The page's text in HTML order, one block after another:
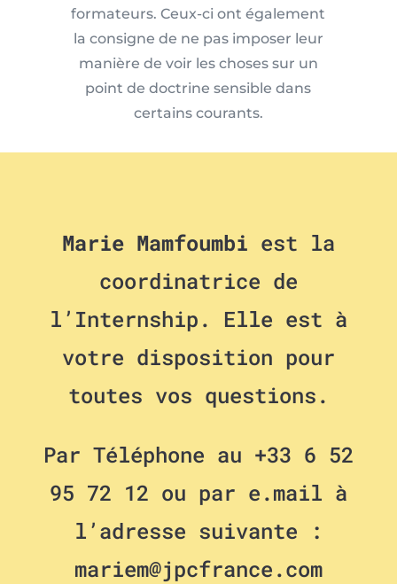
formateurs. Ceux-ci ont également
la consigne de ne pas imposer leur
manière de voir les choses sur un
point de doctrine sensible dans
certains courants.
Marie Mamfoumbi est la
coordinatrice de
l’Internship. Elle est à
votre disposition pour
toutes vos questions.
Par Téléphone au +33 6 52
95 72 12 ou par e.mail à
l’adresse suivante :
mariem@jpcfrance.com